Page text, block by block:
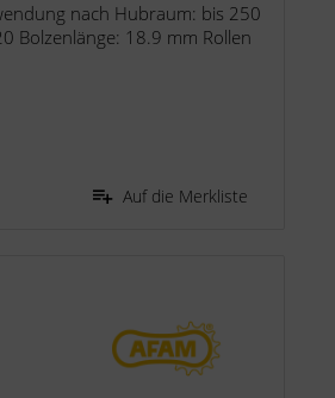
nach Hubraum: bis 250
Bolzenlänge: 18.9 mm Rollen
Auf die Merkliste